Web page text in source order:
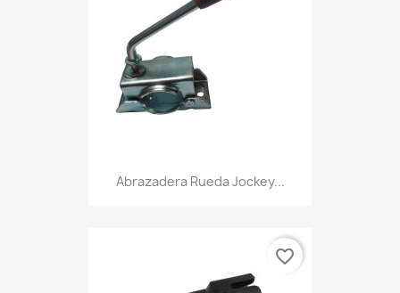
Abrazadera Rueda Jockey...
favorite_border